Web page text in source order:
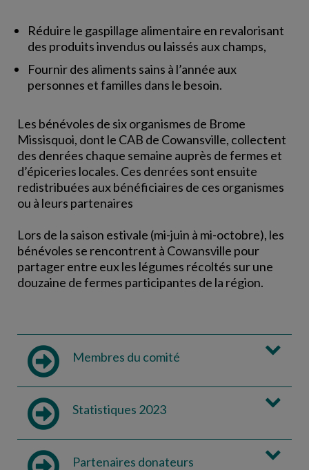
Réduire le gaspillage alimentaire en revalorisant
des produits invendus ou laissés aux champs,
Fournir des aliments sains à l’année aux
personnes et familles dans le besoin.
Les bénévoles de six organismes de Brome
Missisquoi, dont le CAB de Cowansville, collectent
des denrées chaque semaine auprès de fermes et
d’épiceries locales. Ces denrées sont ensuite
redistribuées aux bénéficiaires de ces organismes
ou à leurs partenaires
Lors de la saison estivale (mi-juin à mi-octobre), les
bénévoles se rencontrent à Cowansville pour
partager entre eux les légumes récoltés sur une
douzaine de fermes participantes de la région.
Membres du comité
Statistiques 2023
Partenaires donateurs